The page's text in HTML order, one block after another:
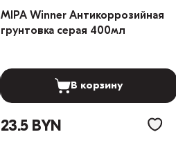
MIPA Winner Антикоррозийная
грунтовка серая 400мл
В корзину
23.5 BYN